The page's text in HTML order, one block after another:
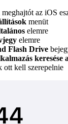
meghajtót az iOS
menüt
elemre
elemre
Flash Drive
keresése
ott kell szerepelnie